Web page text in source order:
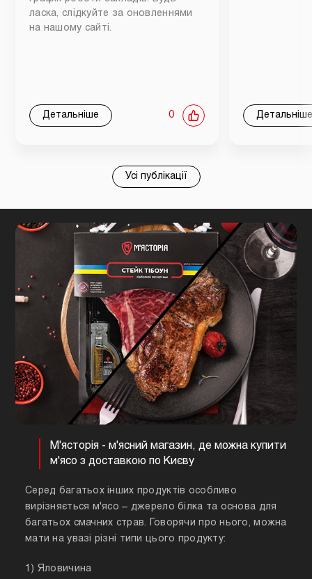
ласка, слідкуйте за оновленнями
на нашому сайті.
Детальніше 0 Детальніше
Усі публікації
М'ясторія - м'ясний магазин, де можна купити
м'ясо з доставкою по Києву
Серед багатьох інших продуктів особливо
вирізняється м'ясо – джерело білка та основа для
багатьох смачних страв. Говорячи про нього, можна
мати на увазі різні типи цього продукту:
1) Яловичина